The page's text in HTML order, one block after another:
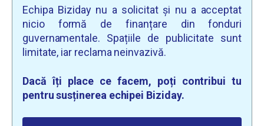
Echipa Biziday nu a solicitat și nu a acceptat
nicio formă de finanțare din fonduri
guvernamentale. Spațiile de publicitate sunt
limitate, iar reclama neinvazivă.
Dacă îți place ce facem, poți contribui tu
pentru susținerea echipei Biziday.